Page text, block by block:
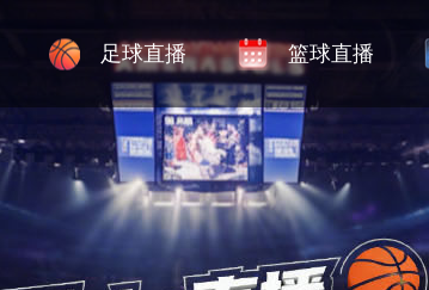
足球直播 篮球直播